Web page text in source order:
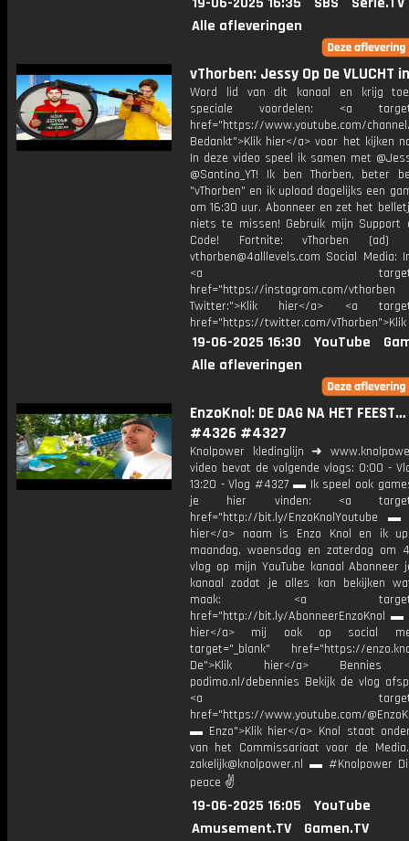
Alle afleveringen
vThorben: Jessy Op De VLUCHT
Word lid van dit kanaal en krijg
speciale voordelen: <a
href="https://www.youtube.com/channel/
Bedankt">Klik hier</a> voor het kijken
In deze video speel ik samen met
@Santino_YT! Ik ben Thorben, beter
"vThorben" en ik upload dagelijks een
om 16:30 uur. Abonneer en zet het
niets te missen! Gebruik mijn Support
Code! Fortnite: vThorben (ad)
vthorben@4alllevels.com Social Media:
<a
href="https://instagram.com/vthorben
Twitter:">Klik hier</a> <a
href="https://twitter.com/
19-06-2025 16:30 YouTube
Alle afleveringen
EnzoKnol: DE DAG NA HET
#4326 #4327
Knolpower kledinglijn ➜
video bevat de volgende vlogs: 0:00 -
13:20 - Vlog #4327 ▬ Ik speel ook
je hier vinden: <a
href="http://bit.ly/EnzoKnolYoutube ▬
hier</a> naam is Enzo Knol en ik
maandag, woensdag en zaterdag om
vlog op mijn YouTube kanaal Abonneer
kanaal zodat je alles kan bekijken
maak: <a
href="http://bit.ly/AbonneerEnzoKnol ▬
hier</a> mij ook op social
target="_blank" href="https://
De">Klik hier</a> Bennies
podimo.nl/debennies Bekijk de vlog
<a
href="https://www.youtube.com/
▬ Enzo">Klik hier</a> Knol staat
van het Commissariaat voor de
zakelijk@knolpower.nl ▬ #Knolpower
peace ✌
19-06-2025 16:05
YouTube
Amusement.TV
Gamen.TV